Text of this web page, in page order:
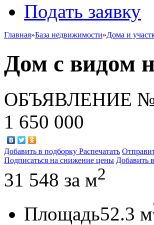
Подать заявку
Главная»База недвижимости»Дома и
Дом с видом
ОБЪЯВЛЕНИЕ №
1 650 000
Добавить в подборку Распечатать
Подписаться на снижение цены Добавить
31 548 за м2
Площадь52.3 м